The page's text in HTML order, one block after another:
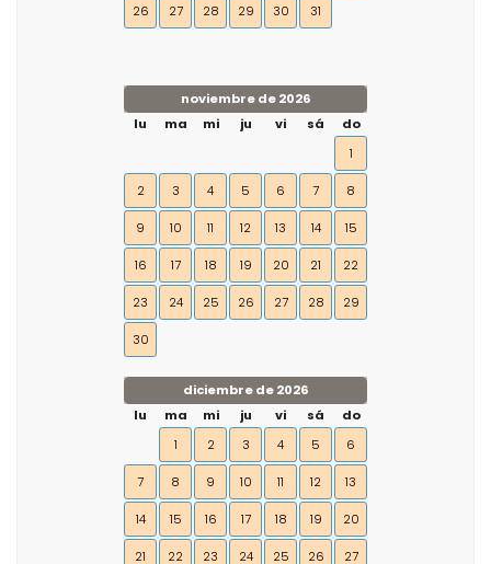
26 27 28 29 30 31
noviembre de 2026
lu
ma mi ju vi sá
do
1
2 3 4 5 6 7 8
9 10 11 12 13 14 15
16 17 18 19 20 21 22
23 24 25 26 27 28 29
30
diciembre de 2026
lu
ma mi ju vi sá
do
1
2 3 4 5 6
7 8 9 10 11 12 13
14 15 16 17 18 19 20
21 22 23 24 25 26 27